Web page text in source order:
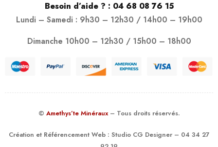
Besoin d’aide ? : 04 68 08 76 15
Lundi – Samedi : 9h30 – 12h30 / 14h00 – 19h00
Dimanche 10h00 – 12h30 / 15h00 – 18h00
© Amethys’te Minéraux – Tous droits réservés.
Création et Référencement Web : Studio CG Designer– 04 34 27